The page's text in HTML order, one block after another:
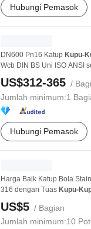
Hubungi Pemasok
DN600 Pn16 Katup Kupu-
Wcb DIN BS Uni ISO ANSI
US$312-365 /
Jumlah minimum:1
Hubungi Pemasok
Harga Baik Katup Bola
316 dengan Tuas Kupu-
US$5 / Bagian
Jumlah minimum:10